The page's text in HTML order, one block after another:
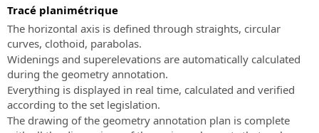
topographiques
sur
les
produits
SierraSoft
Tracé planimétrique
The horizontal axis is defined through straights, circular
curves, clothoid, parabolas.
Widenings and superelevations are automatically calculated
during the geometry annotation.
Everything is displayed in real time, calculated and verified
according to the set legislation.
The drawing of the geometry annotation plan is complete